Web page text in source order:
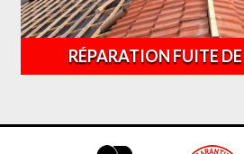
RÉPARATION FUITE